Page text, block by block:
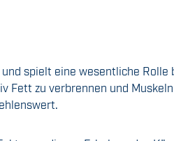
spielt eine wesentliche
zu verbrennen und